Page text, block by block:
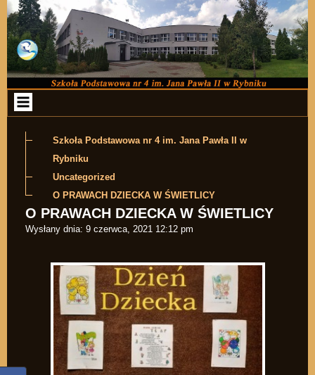
Przejdź do zawartości
Szkoła Podstawowa nr 4 im. Jana Pawła II w
Rybniku
Uncategorized
O PRAWACH DZIECKA W ŚWIETLICY
O PRAWACH DZIECKA W ŚWIETLICY
Wysłany dnia: 9 czerwca, 2021 12:12 pm